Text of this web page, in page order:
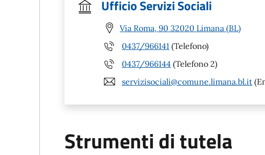
Ufficio Servizi Sociali
Via Roma, 90 32020 Limana (BL)
0437/966141 (Telefono)
0437/966144 (Telefono 2)
servizisociali@comune.limana.bl.it
Strumenti di tutela